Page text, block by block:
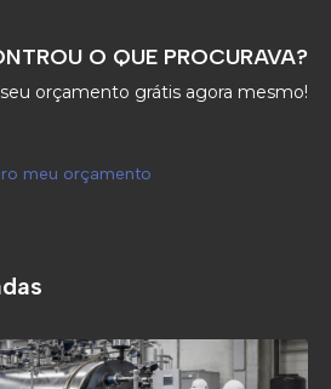
O QUE PROCURAVA?
seu orçamento grátis agora mesmo!
meu orçamento